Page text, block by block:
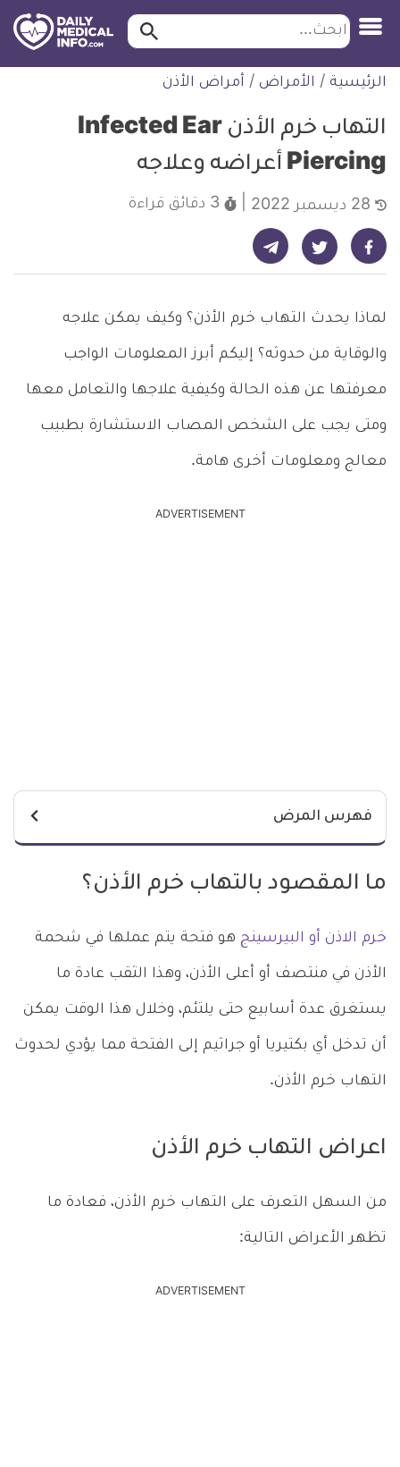
التخطي
للمحتوى
ابحث ابحث…
الرئيسية / الأمراض / أمراض الأذن
التهاب خرم الأذن Infected Ear
Piercing أعراضه وعلاجه
3 دقائق قراءة
شارك على فيسبوك - ديلي ميديكال انفو شارك على تويتر - ديلي ميديكال انفو شارك على تيليجرام - ديلي ميديكال انفو
لماذا يحدث التهاب خرم الأذن؟ وكيف يمكن علاجه
والوقاية من حدوثه؟ إليكم أبرز المعلومات الواجب
معرفتها عن هذه الحالة وكيفية علاجها والتعامل معها
ومتى يجب على الشخص المصاب الاستشارة بطبيب
معالج ومعلومات أخرى هامة.
ADVERTISEMENT
فهرس المرض
ما المقصود بالتهاب خرم الأذن؟
خرم الاذن أو البيرسينج هو فتحة يتم عملها في شحمة
الأذن في منتصف أو أعلى الأذن، وهذا الثقب عادة ما
يستغرق عدة أسابيع حتى يلتئم، وخلال هذا الوقت يمكن
أن تدخل أي بكتيريا أو جراثيم إلى الفتحة مما يؤدي لحدوث
التهاب خرم الأذن.
اعراض التهاب خرم الأذن
من السهل التعرف على التهاب خرم الأذن، فعادة ما
تظهر الأعراض التالية:
ADVERTISEMENT